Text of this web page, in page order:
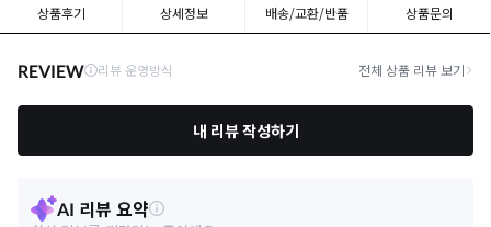
상품후기 상세정보 배송/교환/반품 상품문의